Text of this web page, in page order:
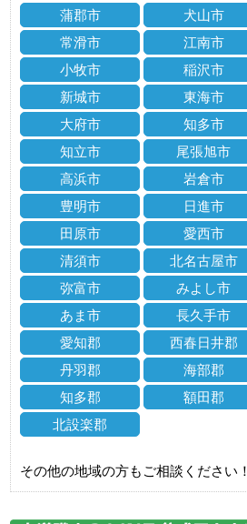
蒲郡市
犬山市
常滑市
江南市
小牧市
稲沢市
新城市
東海市
大府市
知多市
知立市
尾張旭市
高浜市
岩倉市
豊明市
日進市
田原市
愛西市
清須市
北名古屋市
弥富市
みよし市
あま市
長久手市
愛知郡
西春日井郡
丹羽郡
海部郡
知多郡
額田郡
北設楽郡
その他の地域の方もご相談ください！